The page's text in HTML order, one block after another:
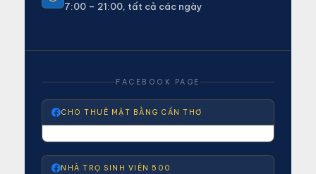
7:00 – 21:00, tất cả các ngày
FACEBOOK PAGE
CHO THUÊ MẶT BẰNG CẦN THƠ
NHÀ TRỌ SINH VIÊN 500